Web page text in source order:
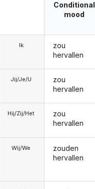
Ik
Jij/Je/U
Hij/Zij/Het
Wij/We
Conditional
mood
zou
hervallen
zou
hervallen
zou
hervallen
zouden
hervallen